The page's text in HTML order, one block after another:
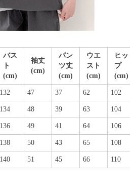
バス
ト
(cm)
袖丈
(cm)
パン
ツ丈
(cm)
ウエ
スト
(cm)
ヒッ
プ
(cm)
132 47 37 62 102
134 48 39 63 104
136 49 41 64 106
138 50 43 65 108
140 51 45 66 110